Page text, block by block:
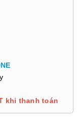
khi thanh toán